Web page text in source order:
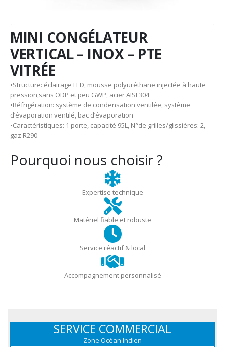
MINI CONGÉLATEUR
VERTICAL – INOX – PTE
VITRÉE
•Structure: éclairage LED, mousse polyuréthane injectée à haute
pression,sans ODP et peu GWP, acier AISI 304
•Réfrigération: système de condensation ventilée, système
d’évaporation ventilé, bac d’évaporation
•Caractéristiques: 1 porte, capacité 95L, N°de grilles/glissières: 2,
gaz R290
Pourquoi nous choisir ?
Expertise technique
Matériel fiable et robuste
Service réactif & local
Accompagnement personnalisé
SERVICE COMMERCIAL
Zone Océan Indien